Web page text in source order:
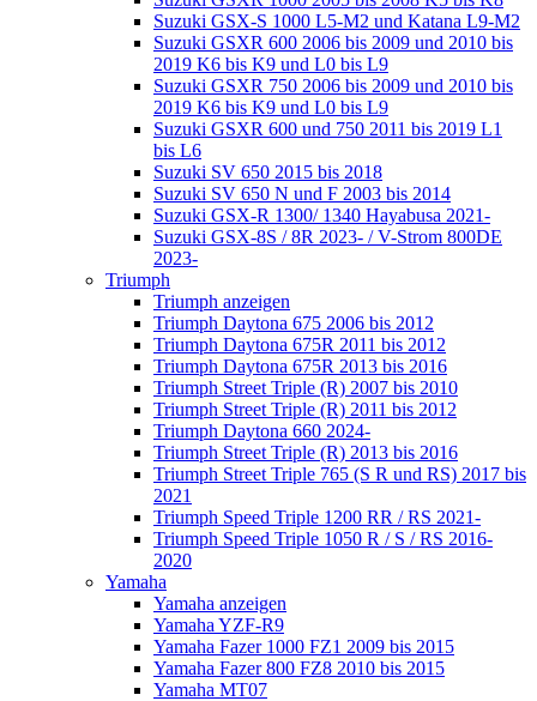
Suzuki GSX-S 1000 L5-M2 und Katana L9-M2
Suzuki GSXR 600 2006 bis 2009 und 2010 bis
2019 K6 bis K9 und L0 bis L9
Suzuki GSXR 750 2006 bis 2009 und 2010 bis
2019 K6 bis K9 und L0 bis L9
Suzuki GSXR 600 und 750 2011 bis 2019 L1
bis L6
Suzuki SV 650 2015 bis 2018
Suzuki SV 650 N und F 2003 bis 2014
Suzuki GSX-R 1300/ 1340 Hayabusa 2021-
Suzuki GSX-8S / 8R 2023- / V-Strom 800DE
2023-
Triumph
Triumph anzeigen
Triumph Daytona 675 2006 bis 2012
Triumph Daytona 675R 2011 bis 2012
Triumph Daytona 675R 2013 bis 2016
Triumph Street Triple (R) 2007 bis 2010
Triumph Street Triple (R) 2011 bis 2012
Triumph Daytona 660 2024-
Triumph Street Triple (R) 2013 bis 2016
Triumph Street Triple 765 (S R und RS) 2017 bis
2021
Triumph Speed Triple 1200 RR / RS 2021-
Triumph Speed Triple 1050 R / S / RS 2016-
2020
Yamaha
Yamaha anzeigen
Yamaha YZF-R9
Yamaha Fazer 1000 FZ1 2009 bis 2015
Yamaha Fazer 800 FZ8 2010 bis 2015
Yamaha MT07